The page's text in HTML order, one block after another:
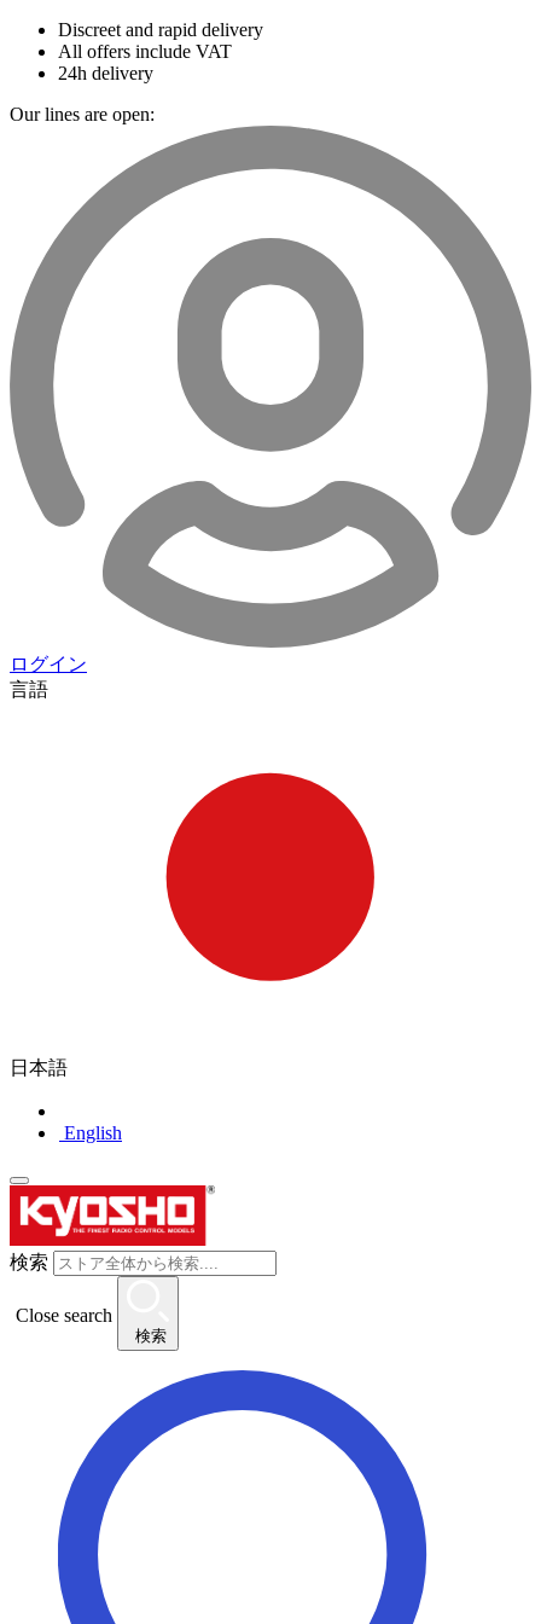
Discreet and rapid delivery
All offers include VAT
24h delivery
Our lines are open:
ログイン
言語
日本語
English
検索
Close search
検索